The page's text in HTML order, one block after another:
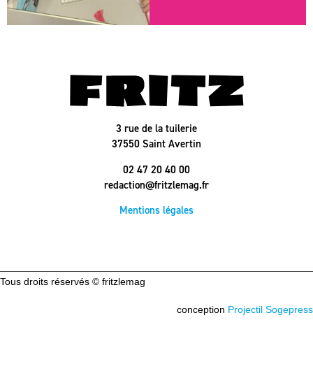
3 rue de la tuilerie
37550 Saint Avertin
02 47 20 40 00
redaction@fritzlemag.fr
Mentions légales
Tous droits réservés © fritzlemag
conception Projectil Sogepress